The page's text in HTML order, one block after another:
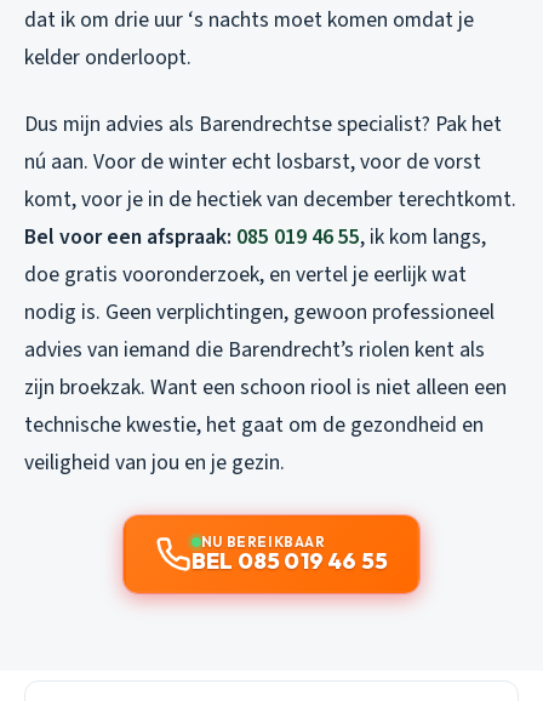
dat ik om drie uur ‘s nachts moet komen omdat je
kelder onderloopt.
Dus mijn advies als Barendrechtse specialist? Pak het
nú aan. Voor de winter echt losbarst, voor de vorst
komt, voor je in de hectiek van december terechtkomt.
Bel voor een afspraak: 085 019 46 55, ik kom langs,
doe gratis vooronderzoek, en vertel je eerlijk wat
nodig is. Geen verplichtingen, gewoon professioneel
advies van iemand die Barendrecht’s riolen kent als
zijn broekzak. Want een schoon riool is niet alleen een
technische kwestie, het gaat om de gezondheid en
veiligheid van jou en je gezin.
NU BEREIKBAAR
BEL 085 019 46 55